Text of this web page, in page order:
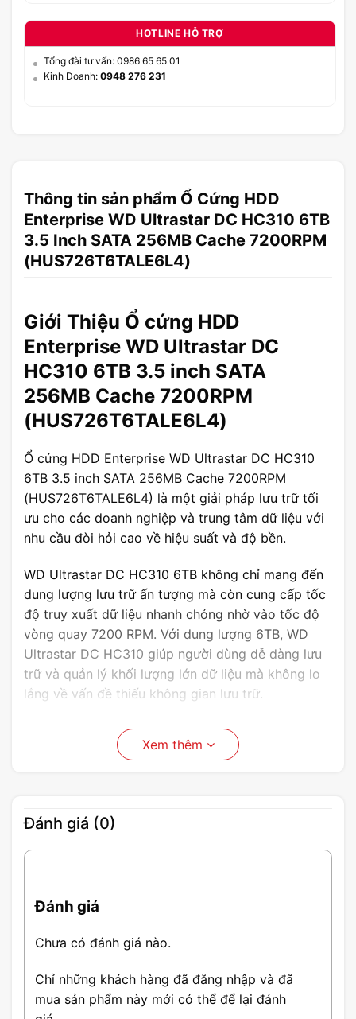
HOTLINE HỖ TRỢ
Tổng đài tư vấn: 0986 65 65 01
Kinh Doanh: 0948 276 231
Thông tin sản phẩm Ổ Cứng HDD
Enterprise WD Ultrastar DC HC310 6TB
3.5 Inch SATA 256MB Cache 7200RPM
(HUS726T6TALE6L4)
Giới Thiệu Ổ cứng HDD
Enterprise WD Ultrastar DC
HC310 6TB 3.5 inch SATA
256MB Cache 7200RPM
(HUS726T6TALE6L4)
Ổ cứng HDD Enterprise WD Ultrastar DC HC310
6TB 3.5 inch SATA 256MB Cache 7200RPM
(HUS726T6TALE6L4) là một giải pháp lưu trữ tối
ưu cho các doanh nghiệp và trung tâm dữ liệu với
nhu cầu đòi hỏi cao về hiệu suất và độ bền.
WD Ultrastar DC HC310 6TB không chỉ mang đến
dung lượng lưu trữ ấn tượng mà còn cung cấp tốc
độ truy xuất dữ liệu nhanh chóng nhờ vào tốc độ
vòng quay 7200 RPM. Với dung lượng 6TB, WD
Ultrastar DC HC310 giúp người dùng dễ dàng lưu
trữ và quản lý khối lượng lớn dữ liệu mà không lo
lắng về vấn đề thiếu không gian lưu trữ.
Xem thêm
Đánh giá (0)
Đánh giá
Chưa có đánh giá nào.
Chỉ những khách hàng đã đăng nhập và đã
mua sản phẩm này mới có thể để lại đánh